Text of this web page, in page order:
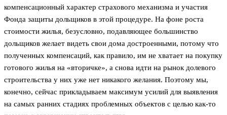
компенсационный характер страхового механизма и участия
Фонда защиты дольщиков в этой процедуре. На фоне роста
стоимости жилья, безусловно, подавляющее большинство
дольщиков желает видеть свои дома достроенными, потому что
полученных компенсаций, как правило, им не хватает на покупку
готового жилья на «вторичке», а снова идти на рынок долевого
строительства у них уже нет никакого желания. Поэтому мы,
конечно, сейчас прикладываем максимум усилий для выявления
на самых ранних стадиях проблемных объектов с целью как-то